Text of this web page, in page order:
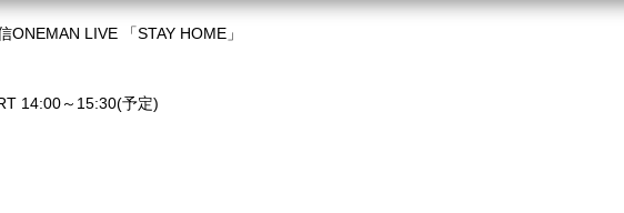
ONEMAN LIVE 「STAY HOME 」
14:00～ 15:30(予定)